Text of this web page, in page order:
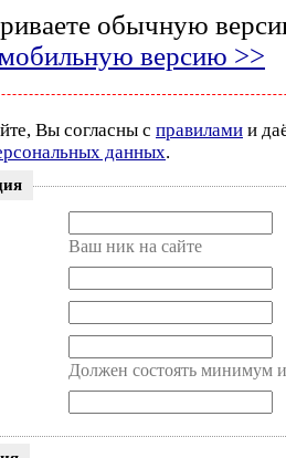
обычную
версию >>
Вы согласны с правилами и
данных.
Ваш ник на сайте
Должен состоять минимум